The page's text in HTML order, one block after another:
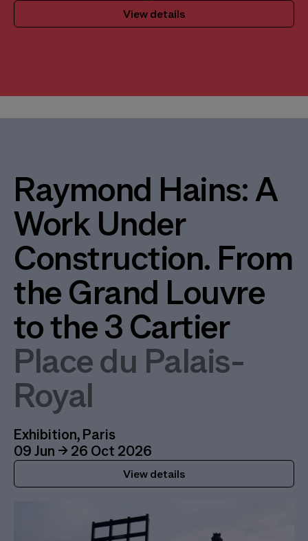
View details
Raymond Hains: A
Work Under
Construction. From
the Grand Louvre
to the 3 Cartier
Place du Palais-
Royal
Exhibition, Paris
09 Jun → 26 Oct 2026
View details